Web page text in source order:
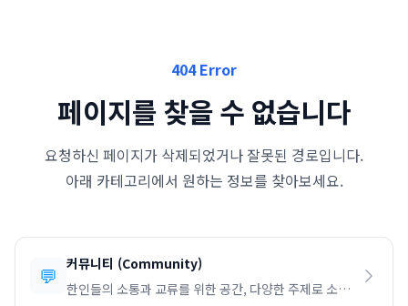
404 Error
페이지를 찾을 수 없습니다
요청하신 페이지가 삭제되었거나 잘못된 경로입니다.
아래 카테고리에서 원하는 정보를 찾아보세요.
💬 커뮤니티 (Community)
한인들의 소통과 교류를 위한 공간, 다양한 주제로 소통